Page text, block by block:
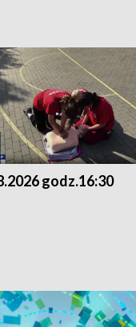
godz.16:30